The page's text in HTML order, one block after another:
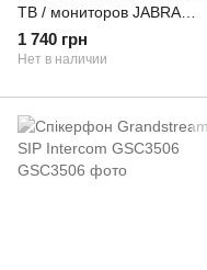
ТВ / мониторов JABRA
PanaCast 50 Wall Mount,
Black (14207-71)
1 740 грн
Нет в наличии